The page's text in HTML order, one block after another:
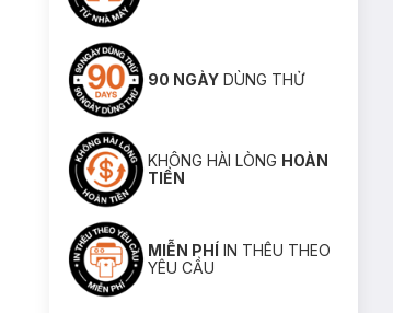
90 NGÀY DÙNG THỬ
KHÔNG HÀI LÒNG HOÀN
TIỀN
MIỄN PHÍ IN THÊU THEO
YÊU CẦU